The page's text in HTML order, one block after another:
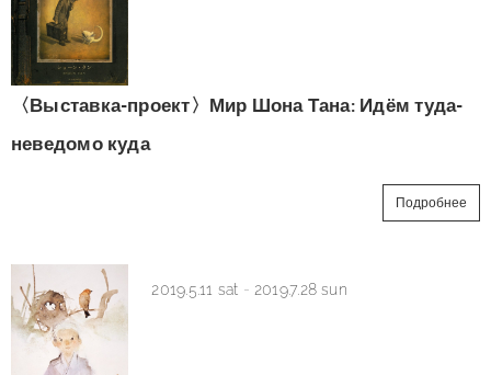
〈Выставка-проект〉Мир Шона Тана: Идём туда-
неведомо куда
Подробнее
2019.5.11 sat - 2019.7.28 sun